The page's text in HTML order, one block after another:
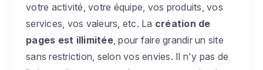
votre activité, votre équipe, vos produits, vos
services, vos valeurs, etc. La création de
pages est illimitée, pour faire grandir un site
sans restriction, selon vos envies. Il n'y pas de